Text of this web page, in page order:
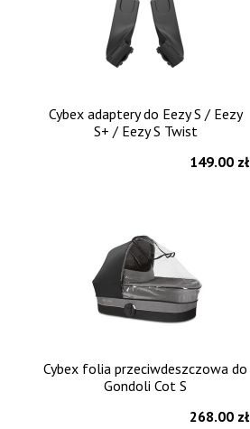
Cybex adaptery do Eezy S / Eezy
S+ / Eezy S Twist
149.00 zł
Cybex folia przeciwdeszczowa do
Gondoli Cot S
268.00 zł